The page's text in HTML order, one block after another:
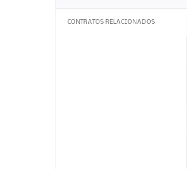
CONTRATOS RELACIONADOS